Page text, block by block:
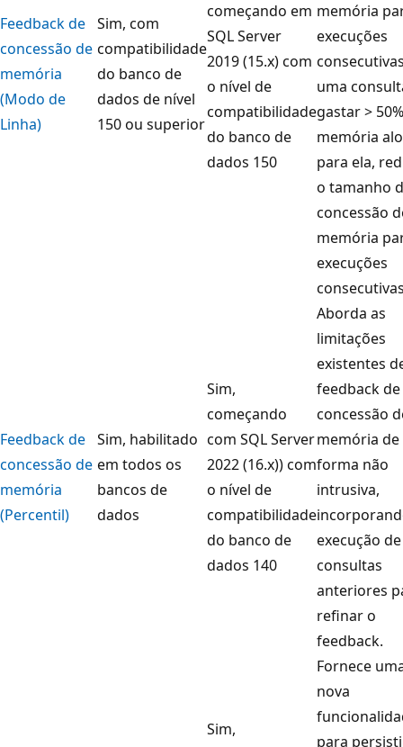
Feedback de
concessão de
memória
(Modo de
Linha)
Sim, com
compatibilidade
do banco de
dados de nível
150 ou superior
começando em
SQL Server
2019 (15.x) com
o nível de
compatibilidade
do banco de
dados 150
memória
execuções
uma
gastar >
memória
para ela,
o tamanho
concessão
memória
execuções
Feedback de
concessão de
memória
(Percentil)
Sim, habilitado
em todos os
bancos de
dados
Sim,
começando
com SQL Server
2022 (16.x)) com
o nível de
compatibilidade
do banco de
dados 140
Aborda as
limitações
existentes
feedback de
concessão
memória de
forma não
intrusiva,
execução de
consultas
anteriores
refinar o
feedback.
Sim,
Fornece
nova
para